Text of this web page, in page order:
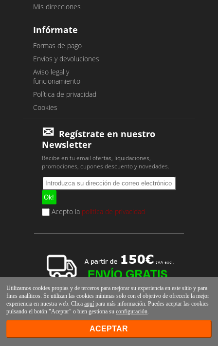
Mis direcciones
Infórmate
Formas de pago
Envíos y devoluciones
Aviso legal y
funcionamiento
Política de privacidad
Cookies
Regístrate en nuestro
Newsletter
Recibe en tu email ofertas, liquidaciones,
promociones, cupones descuento y novedades.
Acepto la política de privacidad
Utilizamos cookies propias y de terceros para mejorar su experiencia en este sitio y para
fines analíticos. Se utilizan las cookies mínimas solo con el objetivo de ofrecerle la mejor
experiencia en nuestra web. Clicaaquí para más información. Puedes aceptar las cookies
pulsando el botón "Aceptar" o bien gestiona suconfiguración.
ACEPTAR